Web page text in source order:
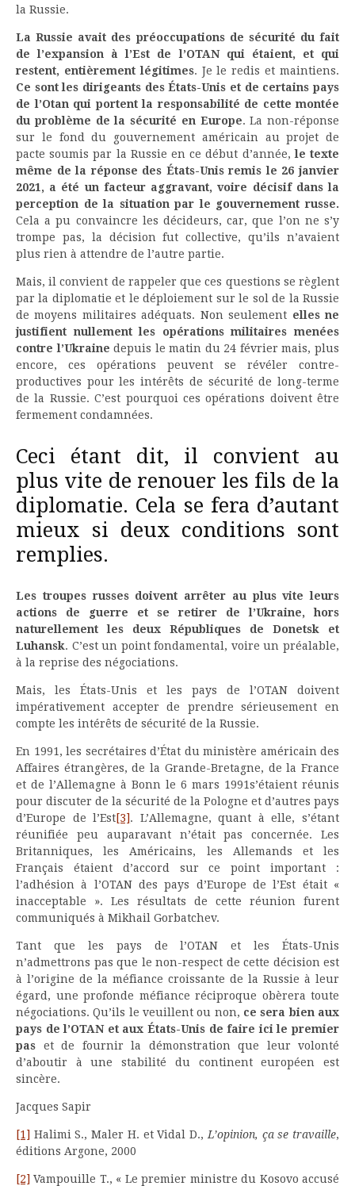
la Russie.
La Russie avait des préoccupations de sécurité du fait
de l’expansion à l’Est de l’OTAN qui étaient, et qui
restent, entièrement légitimes. Je le redis et maintiens.
Ce sont les dirigeants des États-Unis et de certains pays
de l’Otan qui portent la responsabilité de cette montée
du problème de la sécurité en Europe. La non-réponse
sur le fond du gouvernement américain au projet de
pacte soumis par la Russie en ce début d’année, le texte
même de la réponse des États-Unis remis le 26 janvier
2021, a été un facteur aggravant, voire décisif dans la
perception de la situation par le gouvernement russe.
Cela a pu convaincre les décideurs, car, que l’on ne s’y
trompe pas, la décision fut collective, qu’ils n’avaient
plus rien à attendre de l’autre partie.
Mais, il convient de rappeler que ces questions se règlent
par la diplomatie et le déploiement sur le sol de la Russie
de moyens militaires adéquats. Non seulement elles ne
justifient nullement les opérations militaires menées
contre l’Ukraine depuis le matin du 24 février mais, plus
encore, ces opérations peuvent se révéler contre-
productives pour les intérêts de sécurité de long-terme
de la Russie. C’est pourquoi ces opérations doivent être
fermement condamnées.
Ceci étant dit, il convient au
plus vite de renouer les fils de la
diplomatie. Cela se fera d’autant
mieux si deux conditions sont
remplies.
Les troupes russes doivent arrêter au plus vite leurs
actions de guerre et se retirer de l’Ukraine, hors
naturellement les deux Républiques de Donetsk et
Luhansk. C’est un point fondamental, voire un préalable,
à la reprise des négociations.
Mais, les États-Unis et les pays de l’OTAN doivent
impérativement accepter de prendre sérieusement en
compte les intérêts de sécurité de la Russie.
En 1991, les secrétaires d’État du ministère américain des
Affaires étrangères, de la Grande-Bretagne, de la France
et de l’Allemagne à Bonn le 6 mars 1991s’étaient réunis
pour discuter de la sécurité de la Pologne et d’autres pays
d’Europe de l’Est[3]. L’Allemagne, quant à elle, s’étant
réunifiée peu auparavant n’était pas concernée. Les
Britanniques, les Américains, les Allemands et les
Français étaient d’accord sur ce point important :
l’adhésion à l’OTAN des pays d’Europe de l’Est était «
inacceptable ». Les résultats de cette réunion furent
communiqués à Mikhail Gorbatchev.
Tant que les pays de l’OTAN et les États-Unis
n’admettrons pas que le non-respect de cette décision est
à l’origine de la méfiance croissante de la Russie à leur
égard, une profonde méfiance réciproque obèrera toute
négociations. Qu’ils le veuillent ou non, ce sera bien aux
pays de l’OTAN et aux États-Unis de faire ici le premier
pas et de fournir la démonstration que leur volonté
d’aboutir à une stabilité du continent européen est
sincère.
Jacques Sapir
[1] Halimi S., Maler H. et Vidal D., L’opinion, ça se travaille,
éditions Argone, 2000
[2] Vampouille T., « Le premier ministre du Kosovo accusé